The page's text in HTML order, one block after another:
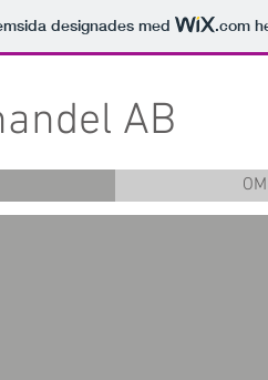
designades med .com
AB